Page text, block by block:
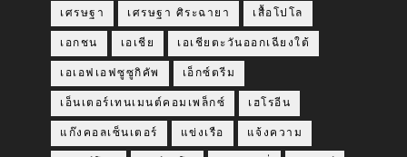
เศรษฐา เศรษฐา ศิระฉายา เสื้อโปโล
เอกชน เอเชีย เอเชียตะวันออกเฉียงใต้
เอเอฟเอฟซูซูกิคัพ เอ็กซ์ตรีม
เอ็นเตอร์เทนเมนต์คอมเพล็กซ์ เฮโรอีน
แก๊งคอลเซ็นเตอร์ แข่งเรือ แจ้งความ